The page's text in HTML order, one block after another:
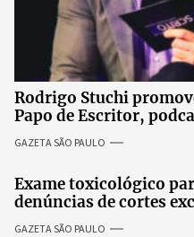
Rodrigo Stuchi
Papo de Escritor,
especialistas para
prosperidade.
GAZETA SÃO PAULO
Exame toxicológico
denúncias de cortes
revolta entre candidatas
GAZETA SÃO PAULO